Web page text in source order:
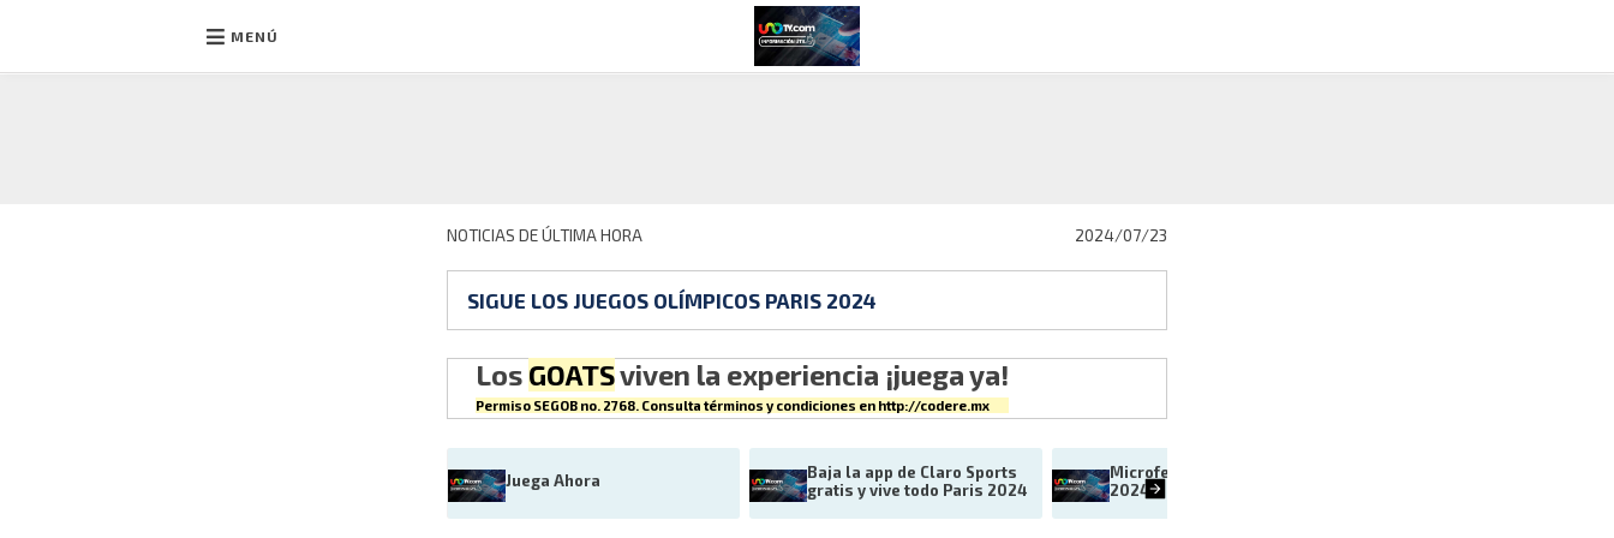
MENÚ
NOTICIAS DE ÚLTIMA HORA 2024/07/23
SIGUE LOS JUEGOS OLÍMPICOS PARIS 2024
Los GOATSviven la experiencia ¡juega ya!
Permiso SEGOB no. 2768. Consulta términos y condiciones en http://codere.mx
Juega Ahora
Baja la app de Claro Sports
gratis y vive todo Paris 2024
Microferias de empleo CDMX
2024